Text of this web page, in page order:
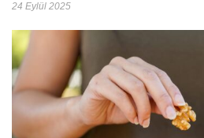
24 Eylül 2025